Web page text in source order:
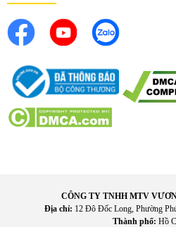
Văn phòng nhỏ
CÔNG TY TNHH MTV
Địa chỉ: 12 Đô Đốc Long, Phường
Thành phố: Hồ